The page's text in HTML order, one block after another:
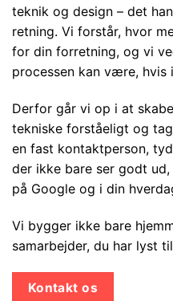
teknik og design – det
retning. Vi forstår, hvor
for din forretning, og vi
processen kan være,
Derfor går vi op i at
tekniske forståeligt og
en fast kontaktperson,
der ikke bare ser godt
på Google og i din
Vi bygger ikke bare
samarbejder, du har lyst
Kontakt os